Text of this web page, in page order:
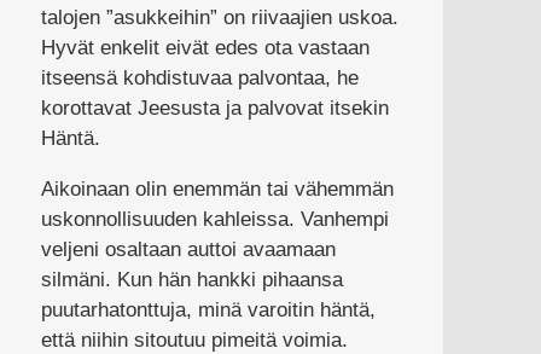
talojen ”asukkeihin” on riivaajien uskoa.
Hyvät enkelit eivät edes ota vastaan
itseensä kohdistuvaa palvontaa, he
korottavat Jeesusta ja palvovat itsekin
Häntä.
Aikoinaan olin enemmän tai vähemmän
uskonnollisuuden kahleissa. Vanhempi
veljeni osaltaan auttoi avaamaan
silmäni. Kun hän hankki pihaansa
puutarhatonttuja, minä varoitin häntä,
että niihin sitoutuu pimeitä voimia.